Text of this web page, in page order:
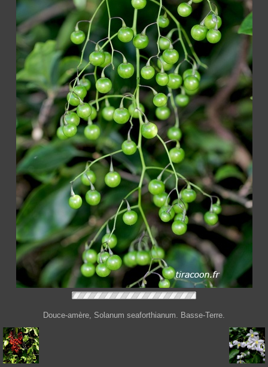
Douce-amère, Solanum seaforthianum. Basse-Terre.